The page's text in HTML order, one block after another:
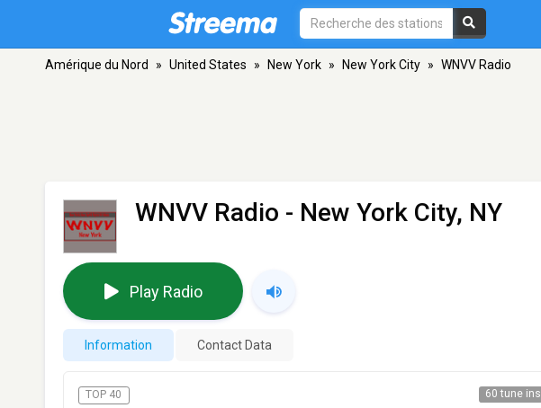
Amérique du Nord » United States » New York » New York City » WNVV Radio
WNVV Radio - New York City, NY
Play Radio
Information Contact Data
TOP 40 60 tune ins